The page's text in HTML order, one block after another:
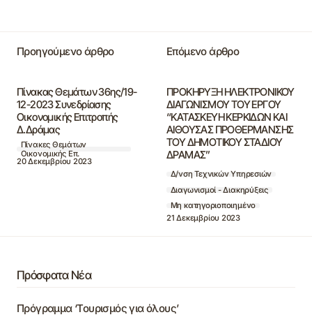
Προηγούμενο άρθρο
Πίνακας Θεμάτων 36ης/19-
12-2023 Συνεδρίασης
Οικονομικής Επιτροπής
Δ.Δράμας
Πίνακες Θεμάτων
Οικονομικής Επ.
20 Δεκεμβρίου 2023
Επόμενο άρθρο
ΠΡΟΚΗΡΥΞΗ ΗΛΕΚΤΡΟΝΙΚΟΥ
ΔΙΑΓΩΝΙΣΜΟΥ ΤΟΥ ΕΡΓΟΥ
“ΚΑΤΑΣΚΕΥΗ ΚΕΡΚΙΔΩΝ ΚΑΙ
ΑΙΘΟΥΣΑΣ ΠΡΟΘΕΡΜΑΝΣΗΣ
ΤΟΥ ΔΗΜΟΤΙΚΟΥ ΣΤΑΔΙΟΥ
ΔΡΑΜΑΣ”
Δ/νση Τεχνικών Υπηρεσιών
Διαγωνισμοί - Διακηρύξεις
Μη κατηγοριοποιημένο
21 Δεκεμβρίου 2023
Πρόσφατα Νέα
Πρόγραμμα ‘Τουρισμός για όλους’